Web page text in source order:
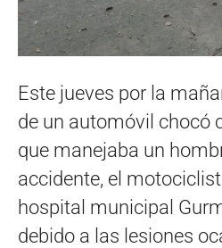
Este jueves por la
de un automóvil chocó
que manejaba un
accidente, el
hospital municipal
debido a las lesiones